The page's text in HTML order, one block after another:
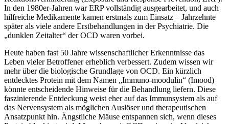
In den 1980er-Jahren war ERP vollständig ausgearbeitet, und auch
hilfreiche Medikamente kamen erstmals zum Einsatz – Jahrzehnte
später als viele andere Erstbehandlungen in der Psychiatrie. Die
„dunklen Zeitalter“ der OCD waren vorbei.
Heute haben fast 50 Jahre wissenschaftlicher Erkenntnisse das
Leben vieler Betroffener erheblich verbessert. Zudem wissen wir
mehr über die biologische Grundlage von OCD. Ein kürzlich
entdecktes Protein mit dem Namen „Immuno-moodulin“ (Imood)
könnte entscheidende Hinweise für die Behandlung liefern. Diese
faszinierende Entdeckung weist eher auf das Immunsystem als auf
das Nervensystem als möglichen Auslöser und therapeutischen
Ansatzpunkt hin. Ängstliche Mäuse entspannen sich, wenn dieses